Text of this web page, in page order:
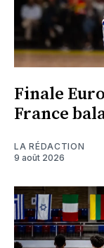
Finale
France
LA RÉDACTION
9 août 2026